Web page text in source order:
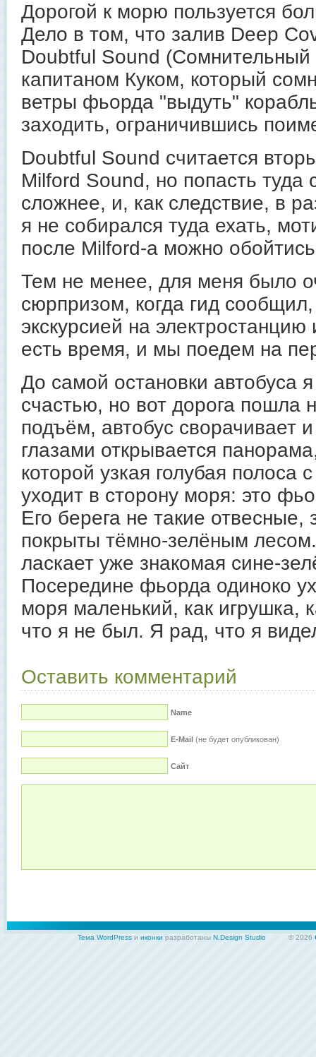
Дорогой к морю пользуется
Дело в том, что залив Deep
Doubtful Sound
капитаном Куком, который
ветры фьорда "выдуть"
заходить, ограничившись
Doubtful Sound считается
Milford Sound, но попасть туда
сложнее, и, как следствие, в
я не собирался туда ехать,
после Milford-а можно
Тем не менее, для меня было
сюрпризом, когда гид
экскурсией на
есть время, и мы поедем на
До самой остановки автобуса
счастью, но вот дорога пошла
подъём, автобус сворачивает
глазами открывается
которой узкая голубая полоса
уходит в сторону моря: это
Его берега не такие отвесные,
покрыты тёмно-зелёным
ласкает уже знакомая сине-
Посередине фьорда одиноко
моря маленький, как игрушка,
что я не был. Я рад, что я
Оставить комментарий
Name
E-Mail (не будет опубликован)
Сайт
Тема WordPress и иконки разработаны N.Design Studio © 2026